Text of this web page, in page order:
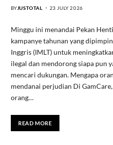
BY JUSTOTAL 23 JULY 2026
Minggu ini menandai Pekan
kampanye tahunan yang
Inggris (IMLT) untuk
ilegal dan mendorong siapa pun
mencari dukungan. Mengapa
mendanai perjudian Di
orang…
READ MORE